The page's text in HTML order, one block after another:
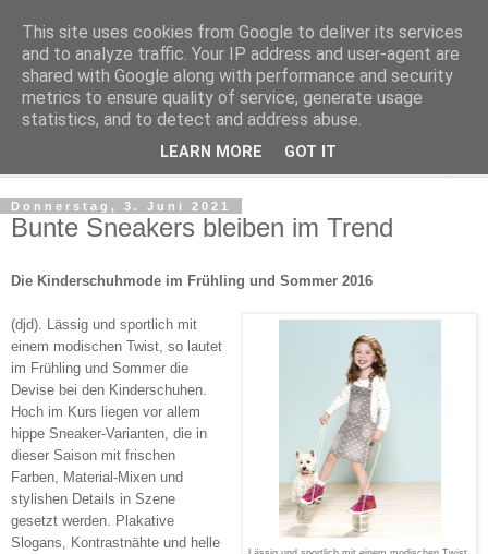
Der Mode und Beauty Blog
Mode meets Beauty
Donnerstag, 3. Juni 2021
Bunte Sneakers bleiben im Trend
Die Kinderschuhmode im Frühling und Sommer 2016
(djd). Lässig und sportlich mit
einem modischen Twist, so lautet
im Frühling und Sommer die
Devise bei den Kinderschuhen.
Hoch im Kurs liegen vor allem
hippe Sneaker-Varianten, die in
dieser Saison mit frischen
Farben, Material-Mixen und
stylishen Details in Szene
gesetzt werden. Plakative
Slogans, Kontrastnähte und helle
This site uses cookies from Google to deliver its services
and to analyze traffic. Your IP address and user-agent are
shared with Google along with performance and security
metrics to ensure quality of service, generate usage
statistics, and to detect and address abuse.
LEARN MORE GOT IT